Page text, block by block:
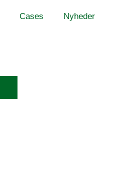
Cases Nyheder